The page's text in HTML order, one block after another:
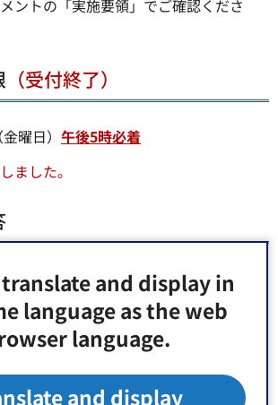
translate and display in
language as the web
language.
and display
ントの「実施要領」でご確認くださ
（受付終了）
曜日） 午後5時必着
ました。
曜日）午後5時までに届いた質問につ
回答いたします。
個別回答は行いません。
PDF：355KB）（別ウィンドウで開き